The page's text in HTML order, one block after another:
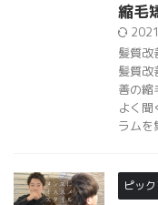
縮毛
髪質改
髪質改
善の縮
よく
ラムを
ピッ